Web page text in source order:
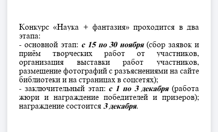
Конкурс «Наука + фантазия» проходится в два
этапа:
- основной этап: с 15 по 30 ноября(сбор заявок и
приём творческих работ от участников,
организация выставки работ участников,
размещение фотографий с разъяснениями на сайте
библиотеки и на страницах в соцсетях);
- заключительный этап: с 1 по 3 декабря(работа
жюри и награждение победителей и призеров);
награждение состоится 3 декабря.